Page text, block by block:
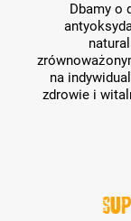
Dbamy o
na
zdrowie i